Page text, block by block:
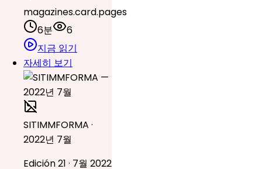
magazines.card.pages
6분
6
지금 읽기
자세히 보기
SITIMMFORMA ·
2022년 7월
Edición 21 · 7월 2022